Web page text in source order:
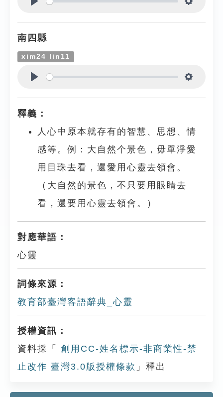
南四縣
xim24 lin11
釋義：
人心中原本就存有的智慧、思想、情
感等。例：大自然个景色，毋單淨愛
用目珠去看，還愛用心靈去領會。
（大自然的景色，不只要用眼睛去
看，還要用心靈去領會。）
對應華語：
心靈
詞條來源：
教育部臺灣客語辭典_心靈
授權資訊：
資料採「
創用CC-姓名標示-非商業性-禁
止改作 臺灣3.0版授權條款 」釋出